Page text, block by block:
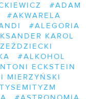
#ADAM
#AKWARELA
#ALEGORIA
KAROL
#ALKOHOL
ECKSTEIN
MIERZYŃSKI